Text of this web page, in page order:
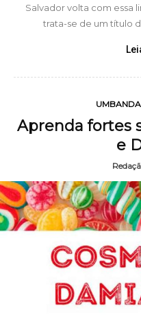
Salvador volta com essa
trata-se de um título
Aprenda fortes
e